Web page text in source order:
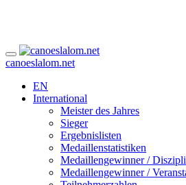
canoeslalom.net
EN
International
Meister des Jahres
Sieger
Ergebnislisten
Medaillenstatistiken
Medaillengewinner /
Medaillengewinner /